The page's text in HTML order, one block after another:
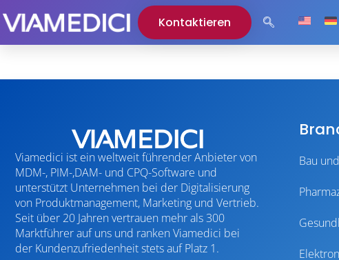
Kontaktieren
Viamedici ist ein weltweit führender Anbieter von
MDM-, PIM-,DAM- und CPQ-Software und
unterstützt Unternehmen bei der Digitalisierung
von Produktmanagement, Marketing und Vertrieb.
Seit über 20 Jahren vertrauen mehr als 300
Marktführer auf uns und ranken Viamedici bei
der Kundenzufriedenheit stets auf Platz 1.
Bau